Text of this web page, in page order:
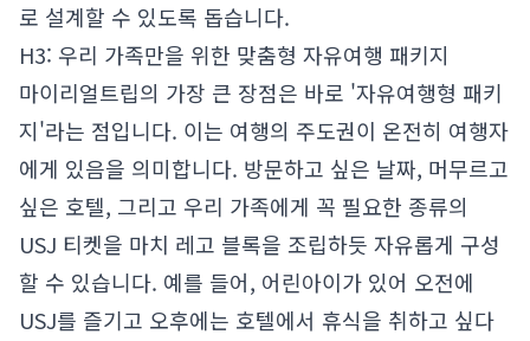
로 설계할 수 있도록 돕습니다.
H3: 우리 가족만을 위한 맞춤형 자유여행 패키지
마이리얼트립의 가장 큰 장점은 바로 '자유여행형 패키
지'라는 점입니다. 이는 여행의 주도권이 온전히 여행자
에게 있음을 의미합니다. 방문하고 싶은 날짜, 머무르고
싶은 호텔, 그리고 우리 가족에게 꼭 필요한 종류의
USJ 티켓을 마치 레고 블록을 조립하듯 자유롭게 구성
할 수 있습니다. 예를 들어, 어린아이가 있어 오전에
USJ를 즐기고 오후에는 호텔에서 휴식을 취하고 싶다